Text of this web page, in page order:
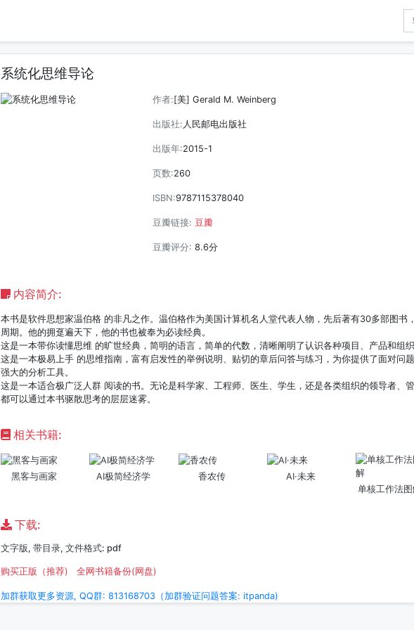
系统化思维导论
作者:[美] Gerald M. Weinberg
出版社: 人民邮电出版社
出版年:2015-1
页数:260
ISBN:9787115378040
豆瓣链接: 豆瓣
豆瓣评分: 8.6分
内容简介:
本书是软件思想家温伯格 的非凡之作。温伯格作为美国计算机名人堂代表人物，先后著有30多部图书
周期。他的拥趸遍天下，他的书也被奉为必读经典。
这是一本带你读懂思维 的旷世经典，简明的语言，简单的代数，清晰阐明了认识各种项目、产品和组
这是一本极易上手 的思维指南，富有启发性的举例说明、贴切的章后问答与练习，为你提供了面对问
强大的分析工具。
这是一本适合极广泛人群 阅读的书。无论是科学家、工程师、医生、学生，还是各类组织的领导者、
都可以通过本书驱散思考的层层迷雾。
相关书籍:
黑客与画家 AI极简经济学 香农传
AI·未来
单核工作法
下载:
文字版, 带目录, 文件格式: pdf
购买正版（推荐) 全网书籍备份(网盘)
加群获取更多资源, QQ群: 813168703（加群验证问题答案: itpanda)